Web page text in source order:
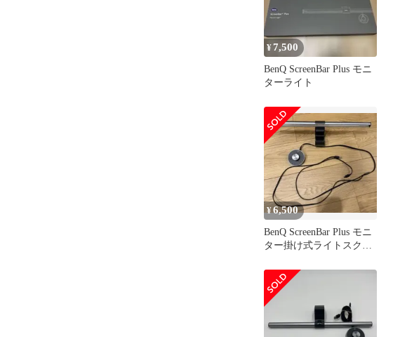
¥7,500
BenQ ScreenBar Plus モニ
ターライト
¥6,500
BenQ ScreenBar Plus モニ
ター掛け式ライトスクリ